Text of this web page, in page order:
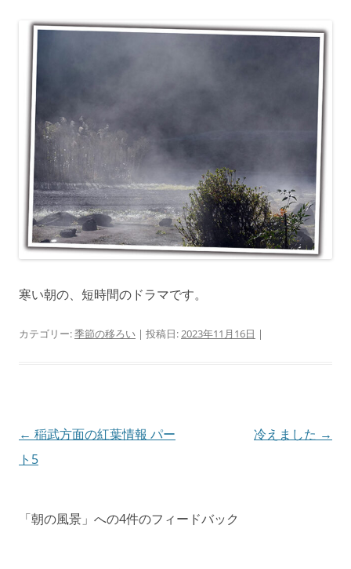
寒い朝の、短時間のドラマです。
カテゴリー:季節の移ろい | 投稿日: 2023年11月16日 |
投
稿
ビ
← 稲武方面の紅葉情報 パー
ト5
冷えました →
「朝の風景 」への4件のフィードバック